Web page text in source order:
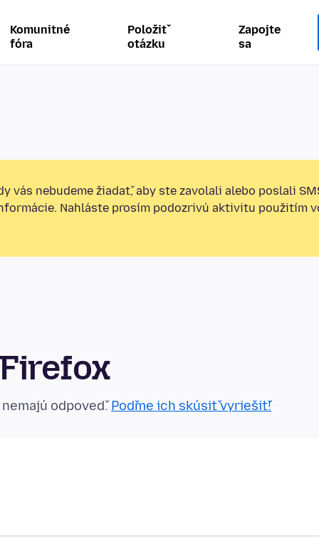
Komunitné
fóra
Položiť
otázku
Zapojte
sa
vás nebudeme žiadať, aby ste zavolali alebo poslali
Nahláste prosím podozrivú aktivitu použitím
odpoveď.Poďme ich skúsiť vyriešiť!